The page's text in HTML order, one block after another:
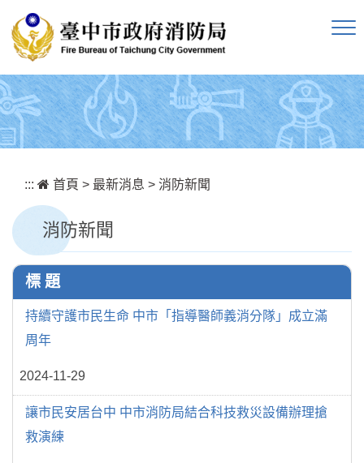
::: 首頁 > 最新消息 > 消防新聞
消防新聞
標 題
持續守護市民生命 中市「指導醫師義消分隊」成立滿
周年
2024-11-29
讓市民安居台中 中市消防局結合科技救災設備辦理搶
救演練